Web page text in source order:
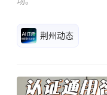
荆州动态